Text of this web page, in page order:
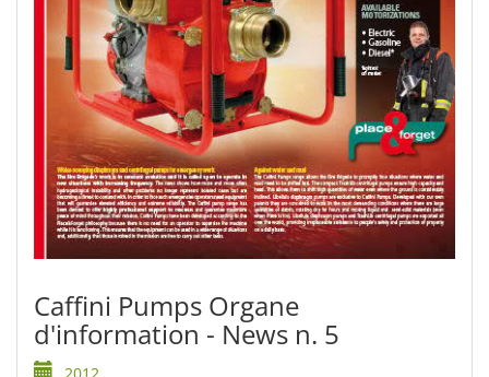
Caffini Pumps Organe
d'information - News n. 5
2012